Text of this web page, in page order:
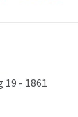
- 1861